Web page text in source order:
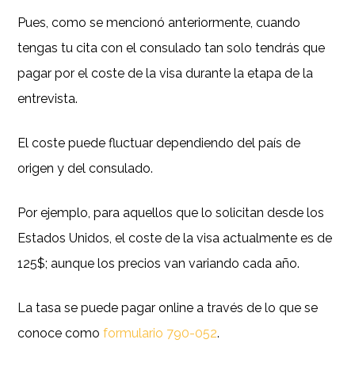
Pues, como se mencionó anteriormente, cuando
tengas tu cita con el consulado tan solo tendrás que
pagar por el coste de la visa durante la etapa de la
entrevista.
El coste puede fluctuar dependiendo del país de
origen y del consulado.
Por ejemplo, para aquellos que lo solicitan desde los
Estados Unidos, el coste de la visa actualmente es de
125$; aunque los precios van variando cada año.
La tasa se puede pagar online a través de lo que se
conoce comoformulario 790-052.